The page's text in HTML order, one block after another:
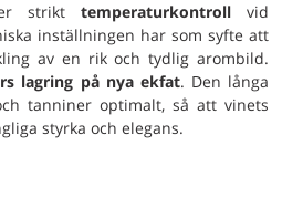
strikttemperaturkontroll vid
inställningen har som syfte att
av en rik och tydlig arombild.
lagring på nya ekfat. Den långa
tanniner optimalt, så att vinets
styrka och elegans.